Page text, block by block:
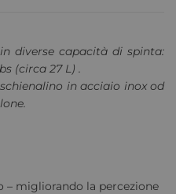
diverse capacità di spinta:
(circa 27 L) .
in acciaio inox od
migliorando la percezione